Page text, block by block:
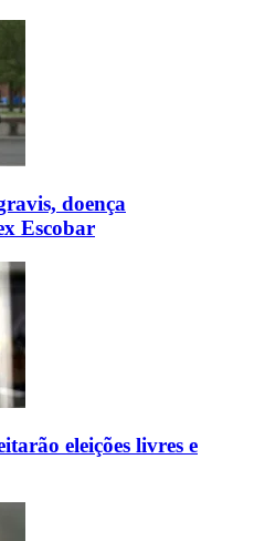
doença
Escobar
eleições livres e